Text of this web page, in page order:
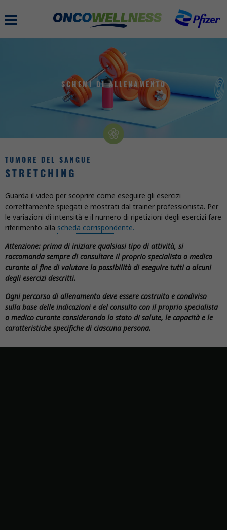
to
main
content
MAIN
NAVIGATION
SCHEMI DI ALLENAMENTO
TUMORE DEL SANGUE
STRETCHING
Guarda il video per scoprire come eseguire gli esercizi
correttamente spiegati e mostrati dal trainer professionista. Per
le variazioni di intensità e il numero di ripetizioni degli esercizi fare
riferimento alla scheda corrispondente.
Attenzione: prima di iniziare qualsiasi tipo di attività, si
raccomanda sempre di consultare il proprio specialista o medico
curante al fine di valutare la possibilità di eseguire tutti o alcuni
degli esercizi descritti.
Ogni percorso di allenamento deve essere costruito e condiviso
sulla base delle indicazioni e del consulto con il proprio specialista
o medico curante considerando lo stato di salute, le capacità e le
caratteristiche specifiche di ciascuna persona.